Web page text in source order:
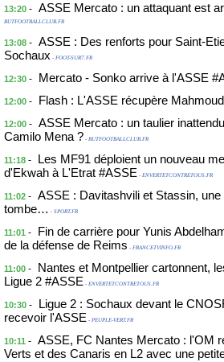
13:20 - ASSE Mercato : un attaquant est
BUTFOOTBALLCLUB.FR
13:08 - ASSE : Des renforts pour Saint-
Sochaux - FOOT-SUR7.FR
12:30 - Mercato - Sonko arrive à l'ASSE
12:00 - Flash : L'ASSE récupère
12:00 - ASSE Mercato : un taulier
Camilo Mena ? - BUTFOOTBALLCLUB.FR
11:18 -
Les MF91 déploient un nouveau
d'Ekwah à L'Etrat #ASSE - ENVERTETCONTRETOUS.FR
11:02 - ASSE : Davitashvili et Stassin, une
tombe… - SPORT.FR
11:01 -
Fin de carrière pour Yunis
de la défense de Reims - FRANCETVINFO.FR
11:00 -
Nantes et Montpellier cartonnent,
Ligue 2 #ASSE - ENVERTETCONTRETOUS.FR
10:30 -
Ligue 2 : Sochaux devant le
recevoir l'ASSE - PEUPLE-VERT.FR
10:11 - ASSE, FC Nantes Mercato : l'OM
Verts et des Canaris en L2 avec une